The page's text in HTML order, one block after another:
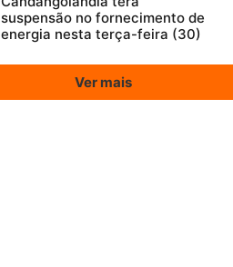
suspensão no fornecimento de
energia nesta terça-feira (30)
Ver mais